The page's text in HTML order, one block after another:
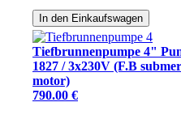
In den Einkaufswagen
Tiefbrunnenpumpe 4"
1827 / 3x230V (F.B
motor)
790.00 €